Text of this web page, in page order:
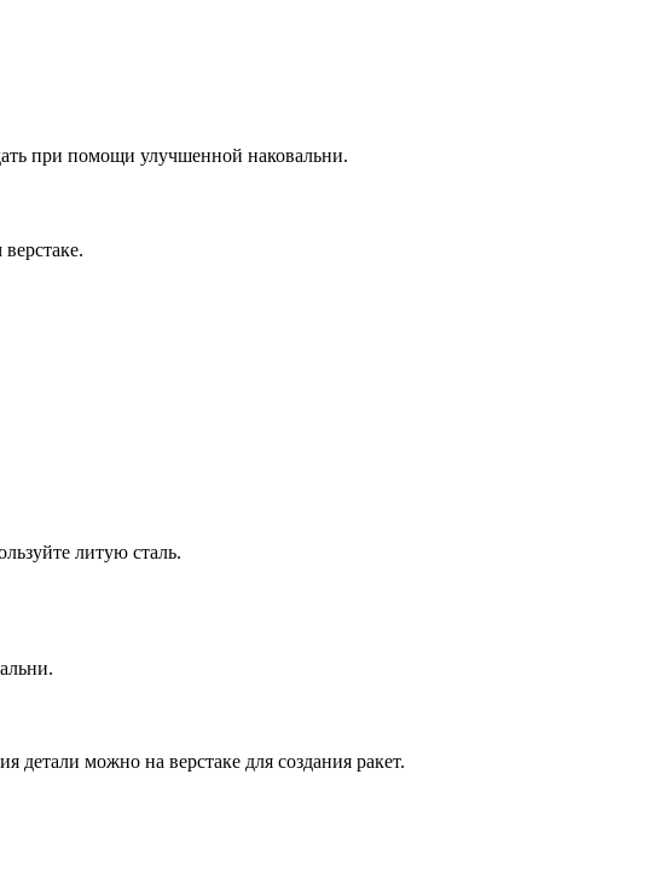
при помощи улучшенной наковальни.
литую сталь.
детали можно на верстаке для создания ракет.